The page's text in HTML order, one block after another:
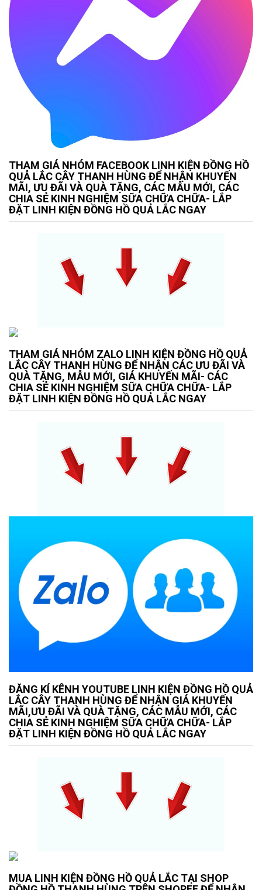
THAM GIÁ NHÓM FACEBOOK LINH KIỆN ĐỒNG HỒ
QUẢ LẮC CÂY THANH HÙNG ĐỂ NHẬN KHUYẾN
MÃI, ƯU ĐÃI VÀ QUÀ TẶNG, CÁC MẪU MỚI, CÁC
CHIA SẺ KINH NGHIỆM SỮA CHỮA CHỮA- LẮP
ĐẶT LINH KIỆN ĐỒNG HỒ QUẢ LẮC NGAY
THAM GIÁ NHÓM ZALO LINH KIỆN ĐỒNG HỒ QUẢ
LẮC CÂY THANH HÙNG ĐỂ NHẬN CÁC ƯU ĐÃI VÀ
QUÀ TẶNG, MẪU MỚI, GIÁ KHUYẾN MÃI- CÁC
CHIA SẺ KINH NGHIỆM SỮA CHỮA CHỮA- LẮP
ĐẶT LINH KIỆN ĐỒNG HỒ QUẢ LẮC NGAY
ĐĂNG KÍ KÊNH YOUTUBE LINH KIỆN ĐỒNG HỒ QUẢ
LẮC CÂY THANH HÙNG ĐỂ NHẬN GIÁ KHUYẾN
MÃI,ƯU ĐÃI VÀ QUÀ TẶNG, CÁC MẪU MỚI, CÁC
CHIA SẺ KINH NGHIỆM SỮA CHỮA CHỮA- LẮP
ĐẶT LINH KIỆN ĐỒNG HỒ QUẢ LẮC NGAY
MUA LINH KIỆN ĐỒNG HỒ QUẢ LẮC TẠI SHOP